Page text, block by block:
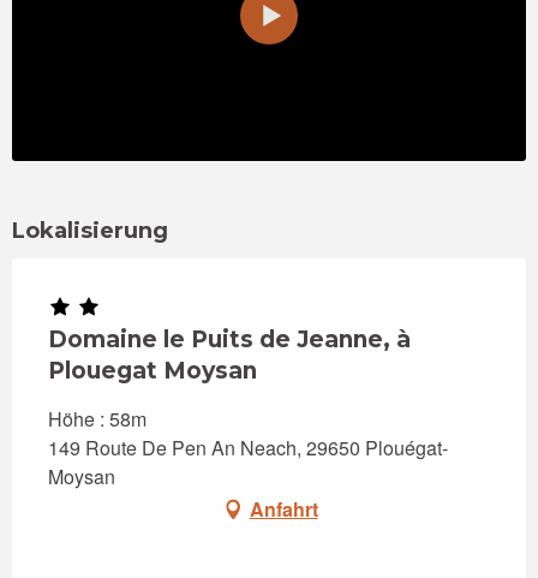
Lokalisierung
Domaine le Puits de Jeanne, à
Plouegat Moysan
Höhe : 58m
149 Route De Pen An Neach, 29650 Plouégat-
Moysan
Anfahrt